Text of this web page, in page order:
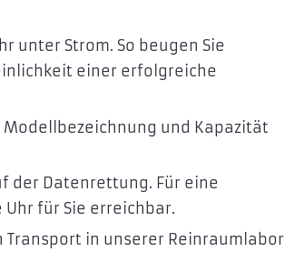
unter Strom. So beugen Sie
einer erfolgreiche
und Kapazität
der Datenrettung. Für eine
für Sie erreichbar.
in unserer Reinraumlabor